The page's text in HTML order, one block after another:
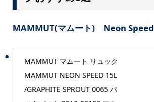
MAMMUT(マムート) Neon Speed
MAMMUT マムート リュック
MAMMUT NEON SPEED 15L
/GRAPHITE SPROUT 0065 バ